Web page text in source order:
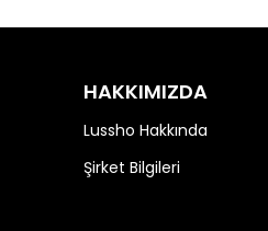
HAKKIMIZDA
Lussho Hakkında
Şirket Bilgileri